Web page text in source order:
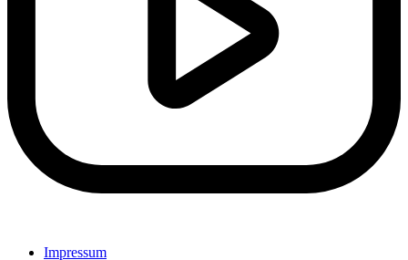
Impressum